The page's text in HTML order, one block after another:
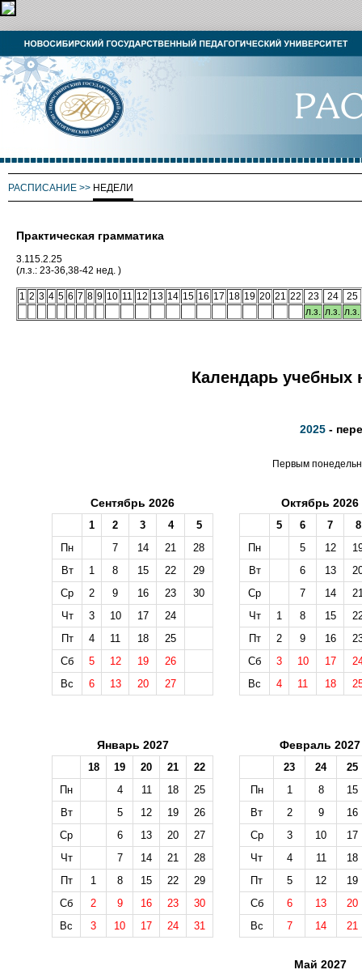
РАСПИСАНИЕ >> НЕДЕЛИ
Практическая грамматика
3.115.2.25
(л.з.: 23-36,38-42 нед. )
1 2 3 4 5 6 7 8 9 10 11 12 13 14 15 16 17 18 19 20 21 22 23 24
25
л.з. л.з. л.з.
Календарь учебных
2025-
Первым
Сентябрь 2026
1 2 3 4
5
Пн
7 14 21
28
Вт
1 8 15 22
29
Ср
2 9 16 23
30
Чт
3 10 17
24
Пт
4 11 18
25
Сб
5 12 19
26
Вс
6 13 20 27
Октябрь 2026
5 6 7
8
Пн
5 12
Вт
6 13
Ср
7 14
Чт
1 8 15
Пт
2 9 16
Сб
3 10 17
Вс
4 11 18
Январь 2027
18 19 20 21
22
Пн
4 11 18
25
Вт
5 12 19
26
Ср
6 13 20
27
Чт
7 14 21
28
Пт
1 8 15 22
29
Сб
2 9 16 23
30
Вс
3 10 17 24 31
Февраль 2027
23 24
25
Пн
1 8
15
Вт
2 9
16
Ср
3 10
17
Чт
4 11
18
Пт
5 12
19
Сб
6 13
20
Вс
7 14 21
Май 2027